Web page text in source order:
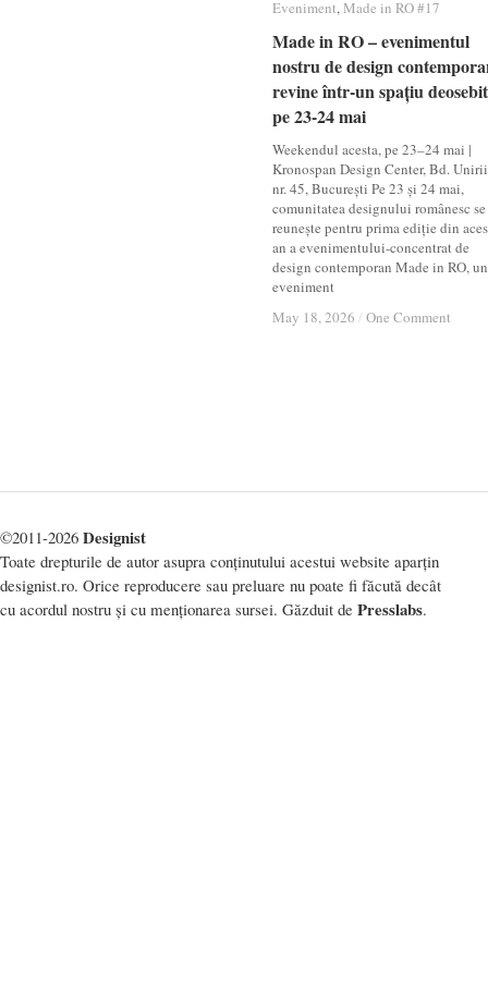
Eveniment,Made in RO #17
Made in RO – evenimentul
nostru de design
revine într-un spațiu
pe 23-24 mai
Weekendul acesta, pe 23–24 mai |
Kronospan Design Center, Bd. Unirii
nr. 45, București Pe 23 și 24 mai,
comunitatea designului românesc se
reunește pentru prima ediție din
an a evenimentului-concentrat de
design contemporan Made in RO, un
eveniment
May 18, 2026 / One Comment
Eveniment Made in RO #17
Made in RO – evenimentul
nostru de design
revine într-un spațiu
pe 23-24 mai
May 18, 2026 / One Comment
©2011-2026 Designist
Toate drepturile de autor asupra conținutului acestui website aparțin
designist.ro. Orice reproducere sau preluare nu poate fi făcută decât
cu acordul nostru și cu menționarea sursei. Găzduit de Presslabs.